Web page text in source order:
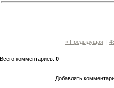
« Предыдущая |
Всего комментариев: 0
Добавлять